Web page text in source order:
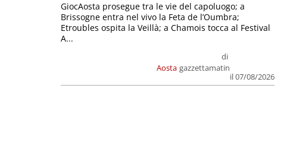
Aosta
di
gazzettamatin
il 07/08/2026
GiocAosta prosegue tra le vie del capoluogo; a
Brissogne entra nel vivo la Feta de l’Oumbra;
Etroubles ospita la Veillà; a Chamois tocca al Festival
A...